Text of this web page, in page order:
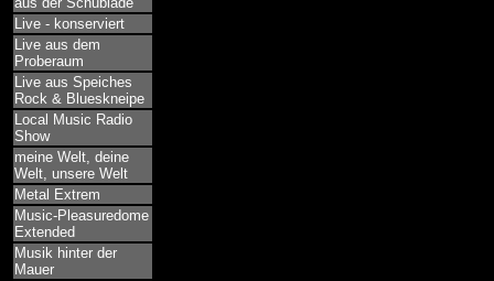
Live - konserviert
Live aus dem
Proberaum
Live aus Speiches
Rock & Blueskneipe
Local Music Radio
Show
meine Welt, deine
Welt, unsere Welt
Metal Extrem
Music-Pleasuredome
Extended
Musik hinter der
Mauer